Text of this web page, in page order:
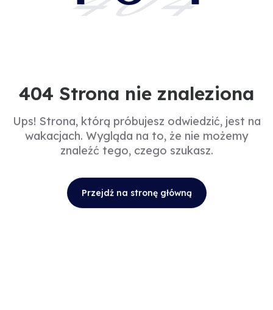
404 Strona nie znaleziona
Ups! Strona, którą próbujesz odwiedzić, jest na
wakacjach. Wygląda na to, że nie możemy
znaleźć tego, czego szukasz.
Przejdź na stronę główną